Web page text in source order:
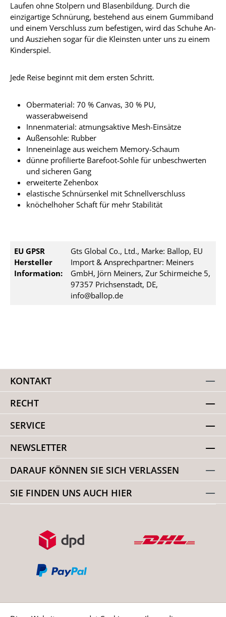
Laufen ohne Stolpern und Blasenbildung. Durch die
einzigartige Schnürung, bestehend aus einem Gummiband
und einem Verschluss zum befestigen, wird das Schuhe An-
und Ausziehen sogar für die Kleinsten unter uns zu einem
Kinderspiel.
Jede Reise beginnt mit dem ersten Schritt.
Obermaterial: 70 % Canvas, 30 % PU,
wasserabweisend
Innenmaterial: atmungsaktive Mesh-Einsätze
Außensohle: Rubber
Inneneinlage aus weichem Memory-Schaum
dünne profilierte Barefoot-Sohle für unbeschwerten
und sicheren Gang
erweiterte Zehenbox
elastische Schnürsenkel mit Schnellverschluss
knöchelhoher Schaft für mehr Stabilität
EU GPSR
Hersteller
Information:
Gts Global Co., Ltd., Marke: Ballop, EU
Import & Ansprechpartner: Meiners
GmbH, Jörn Meiners, Zur Schirmeiche 5,
97357 Prichsenstadt, DE,
info@ballop.de
KONTAKT
RECHT
SERVICE
NEWSLETTER
DARAUF KÖNNEN SIE SICH VERLASSEN
SIE FINDEN UNS AUCH HIER